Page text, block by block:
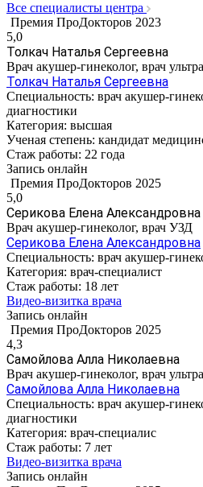
Все специалисты центра
Премия ПроДокторов 2023
5,0
Толкач Наталья Сергеевна
Врач акушер-гинеколог, врач
Толкач Наталья Сергеевна
Специальность: врач акушер-
диагностики
Категория: высшая
Ученая степень: кандидат
Стаж работы: 22 года
Запись онлайн
Премия ПроДокторов 2025
5,0
Серикова Елена Александровна
Врач акушер-гинеколог, врач УЗД
Серикова Елена Александровна
Специальность: врач акушер-
Категория: врач-специалист
Стаж работы: 18 лет
Видео-визитка врача
Запись онлайн
Премия ПроДокторов 2025
4,3
Самойлова Алла Николаевна
Врач акушер-гинеколог, врач
Самойлова Алла Николаевна
Специальность: врач акушер-
диагностики
Категория: врач-специалис
Стаж работы: 7 лет
Видео-визитка врача
Запись онлайн